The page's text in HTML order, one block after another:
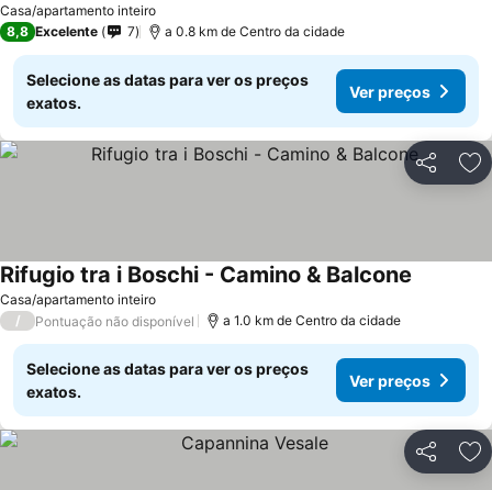
Casa/apartamento inteiro
8,8 Excelente 7 a 0.8 km de Centro da cidade
Selecione as datas para ver os preços
exatos.
Ver preços
Partilhar
Casa/apartamento inteiro
Rifugio tra i Boschi - Camino & Balcone
/ Pontuação não disponível a 1.0 km de Centro da cidade
Selecione as datas para ver os preços
exatos.
Ver preços
Partilhar